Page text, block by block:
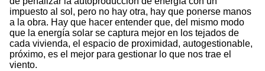
impuesto al sol, pero no hay otra, hay que ponerse manos
a la obra. Hay que hacer entender que, del mismo modo
que la energía solar se captura mejor en los tejados de
cada vivienda, el espacio de proximidad, autogestionable,
próximo, es el mejor para gestionar lo que nos trae el
viento.